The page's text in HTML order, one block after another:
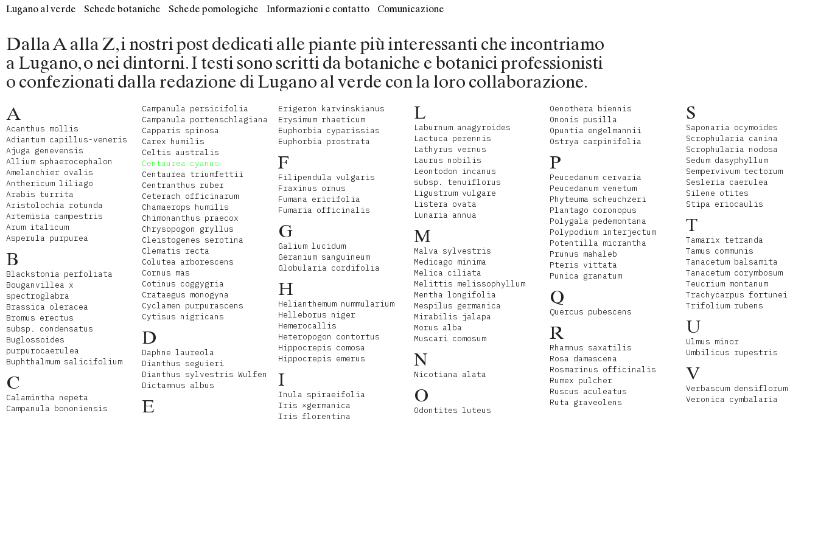
Lugano al verde Schede botaniche Schede pomologiche Informazioni e contatto Comunicazione
Dalla A alla Z, i nostri post dedicati alle piante più interessanti che incontriamo
a Lugano, o nei dintorni. I testi sono scritti da botaniche e botanici professionisti
o confezionati dalla redazione di Lugano al verde con la loro collaborazione.
A
Acanthus mollis
Adiantum capillus-veneris
Ajuga genevensis
Allium sphaerocephalon
Amelanchier ovalis
Anthericum liliago
Arabis turrita
Aristolochia rotunda
Artemisia campestris
Arum italicum
Asperula purpurea
B
Blackstonia perfoliata
Bouganvillea x
spectroglabra
Brassica oleracea
Bromus erectus
subsp. condensatus
Buglossoides
purpurocaerulea
Buphthalmum salicifolium
C
Calamintha nepeta
Campanula bononiensis
Campanula persicifolia
Campanula portenschlagiana
Capparis spinosa
Carex humilis
Celtis australis
Centaurea cyanus
Centaurea triumfettii
Centranthus ruber
Ceterach officinarum
Chamaerops humilis
Chimonanthus praecox
Chrysopogon gryllus
Cleistogenes serotina
Clematis recta
Colutea arborescens
Cornus mas
Cotinus coggygria
Crataegus monogyna
Cyclamen purpurascens
Cytisus nigricans
D
Daphne laureola
Dianthus seguieri
Dianthus sylvestris Wulfen
Dictamnus albus
E
Erigeron karvinskianus
Erysimum rhaeticum
Euphorbia cyparissias
Euphorbia prostrata
F
Filipendula vulgaris
Fraxinus ornus
Fumana ericifolia
Fumaria officinalis
G
Galium lucidum
Geranium sanguineum
Globularia cordifolia
H
Helianthemum nummularium
Helleborus niger
Hemerocallis
Heteropogon contortus
Hippocrepis comosa
Hippocrepis emerus
I
Inula spiraeifolia
Iris ×germanica
Iris florentina
L
Laburnum anagyroides
Lactuca perennis
Lathyrus vernus
Laurus nobilis
Leontodon incanus
subsp. tenuiflorus
Ligustrum vulgare
Listera ovata
Lunaria annua
M
Malva sylvestris
Medicago minima
Melica ciliata
Melittis melissophyllum
Mentha longifolia
Mespilus germanica
Mirabilis jalapa
Morus alba
Muscari comosum
N
Nicotiana alata
O
Odontites luteus
Oenothera biennis
Ononis pusilla
Opuntia engelmannii
Ostrya carpinifolia
P
Peucedanum cervaria
Peucedanum venetum
Phyteuma scheuchzeri
Plantago coronopus
Polygala pedemontana
Polypodium interjectum
Potentilla micrantha
Prunus mahaleb
Pteris vittata
Punica granatum
Q
Quercus pubescens
R
Rhamnus saxatilis
Rosa damascena
Rosmarinus officinalis
Rumex pulcher
Ruscus aculeatus
Ruta graveolens
S
Saponaria ocymoides
Scrophularia canina
Scrophularia nodosa
Sedum dasyphyllum
Sempervivum tectorum
Sesleria caerulea
Silene otites
Stipa eriocaulis
T
Tamarix tetranda
Tamus communis
Tanacetum balsamita
Tanacetum corymbosum
Teucrium montanum
Trachycarpus fortunei
Trifolium rubens
U
Ulmus minor
Umbilicus rupestris
V
Verbascum densiflorum
Veronica cymbalaria